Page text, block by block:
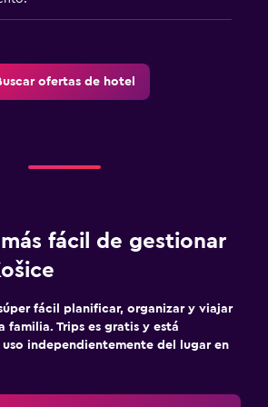
ofertas de hotel
fácil de gestionar
fácil planificar, organizar y viajar
familia. Trips es gratis y está
independientemente del lugar en